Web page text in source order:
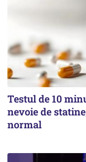
Testul de 10
nevoie de
normal